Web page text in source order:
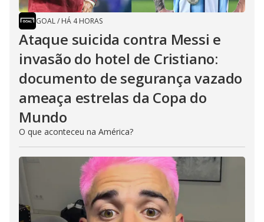
GOAL/ HÁ 4 HORAS
Ataque suicida contra Messi e
invasão do hotel de Cristiano:
documento de segurança vazado
ameaça estrelas da Copa do
Mundo
O que aconteceu na América?